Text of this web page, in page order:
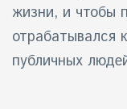
жизни, и чтобы
отрабатывался
публичных